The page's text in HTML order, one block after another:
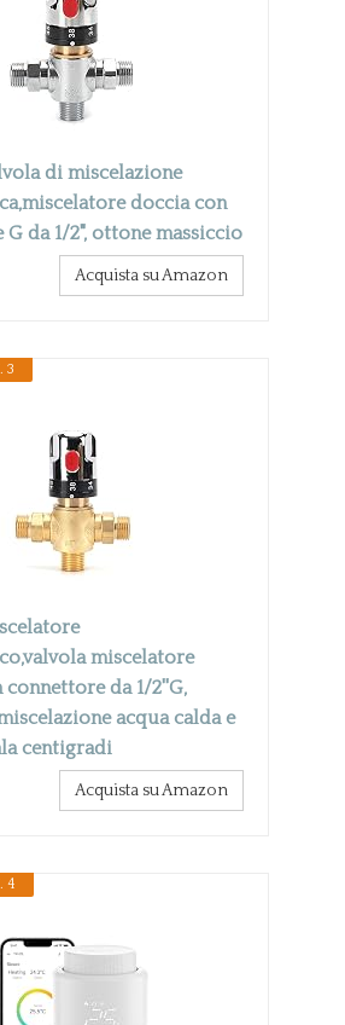
di miscelazione
doccia con
da 1/2", ottone massiccio
Acquista su Amazon
3
miscelatore
connettore da 1/2''G,
acqua calda e
centigradi
Acquista su Amazon
4